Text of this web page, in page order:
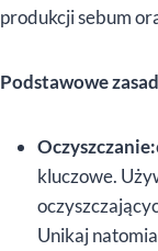
produkcji sebum
Podstawowe
Oczyszczanie:
kluczowe.
Unikaj